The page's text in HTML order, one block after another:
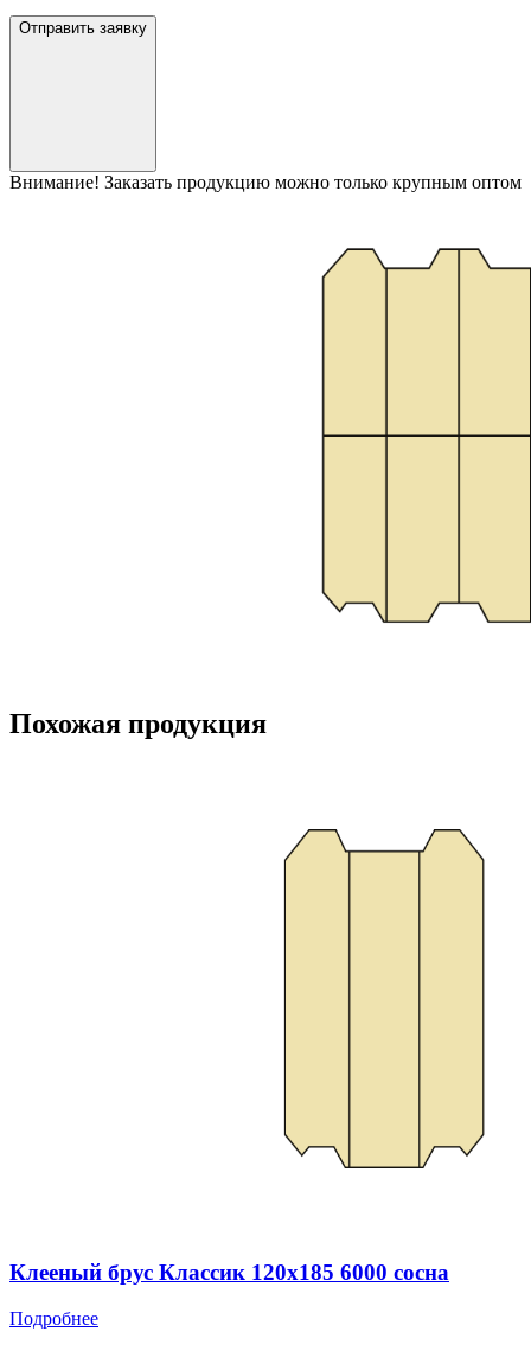
Отправить заявку
Внимание! Заказать продукцию можно только крупным оптом
Похожая продукция
Клееный брус Классик 120x185 6000 сосна
Подробнее